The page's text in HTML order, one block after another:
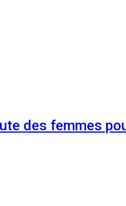
des femmes